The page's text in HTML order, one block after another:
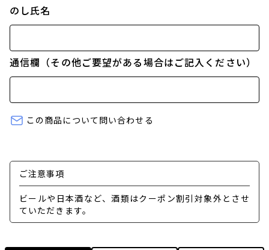
のし氏名
通信欄（その他ご要望がある場合はご記入ください）
この商品について問い合わせる
ご注意事項
ビールや日本酒など、酒類はクーポン割引対象外とさせ
ていただきます。